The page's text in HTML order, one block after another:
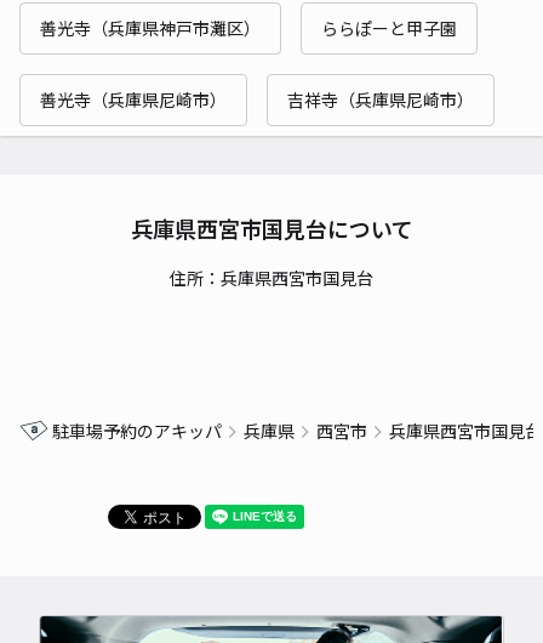
善光寺（兵庫県神戸市灘区） ららぽーと甲子園
善光寺（兵庫県尼崎市） 吉祥寺（兵庫県尼崎市）
兵庫県西宮市国見台について
住所：兵庫県西宮市国見台
駐車場予約のアキッパ 兵庫県 西宮市 兵庫県西宮市国見